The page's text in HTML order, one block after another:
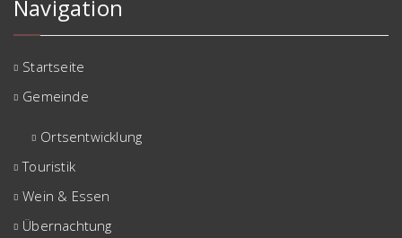
Navigation
Startseite
Gemeinde
Ortsentwicklung
Touristik
Wein & Essen
Übernachtung